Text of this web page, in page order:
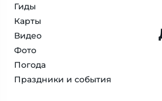
Гиды
Карты
Видео
Фото
Погода
Праздники и события